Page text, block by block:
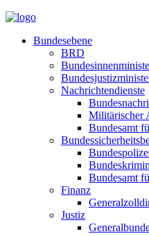
Bundesebene
BRD
Nachrichtendienste
Militärischer
Bundesamt
Bundesamt
Finanz
Justiz